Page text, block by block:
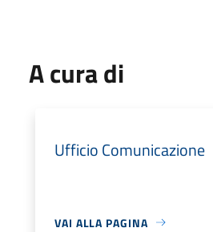
A cura di
Ufficio Comunicazione
VAI ALLA PAGINA